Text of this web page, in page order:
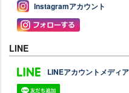
Instagramアカウント
LINE
LINEアカウントメディア